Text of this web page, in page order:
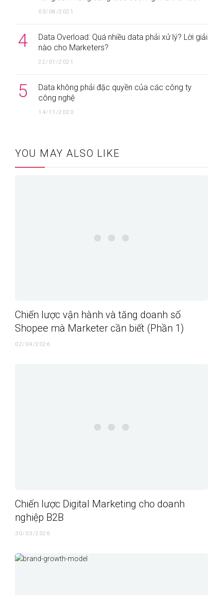
03/08/2021
4
Data Overload: Quá nhiều data phải xử lý? Lời giải
nào cho Marketers?
22/01/2021
5
Data không phải đặc quyền của các công ty
công nghệ
14/11/2020
YOU MAY ALSO LIKE
Chiến lược vận hành và tăng doanh số
Shopee mà Marketer cần biết (Phần 1)
02/04/2026
Chiến lược Digital Marketing cho doanh
nghiệp B2B
30/03/2026